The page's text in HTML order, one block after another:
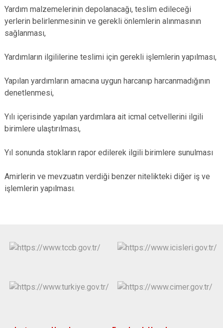
Yardım malzemelerinin depolanacağı, teslim edileceği
yerlerin belirlenmesinin ve gerekli önlemlerin alınmasının
sağlanması,
Yardımların ilgililerine teslimi için gerekli işlemlerin yapılması,
Yapılan yardımların amacına uygun harcanıp harcanmadığının
denetlenmesi,
Yılı içerisinde yapılan yardımlara ait icmal cetvellerini ilgili
birimlere ulaştırılması,
Yıl sonunda stokların rapor edilerek ilgili birimlere sunulması
Amirlerin ve mevzuatın verdiği benzer nitelikteki diğer iş ve
işlemlerin yapılması.